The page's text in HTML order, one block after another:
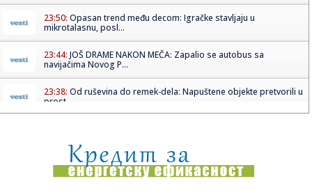
23:50: Opasan trend među decom: Igračke stavljaju u
mikrotalasnu, posl...
23:44: JOŠ DRAME NAKON MEČA: Zapalio se autobus sa
navijačima Novog P...
23:38: Od ruševina do remek-dela: Napuštene objekte pretvorili u
prost...
23:24:Katarski tanker se zaputio ka Ormuskom moreuzu